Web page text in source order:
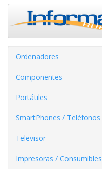
Ordenadores
Componentes
Portátiles
SmartPhones / Teléfonos
Televisor
Impresoras / Consumibles